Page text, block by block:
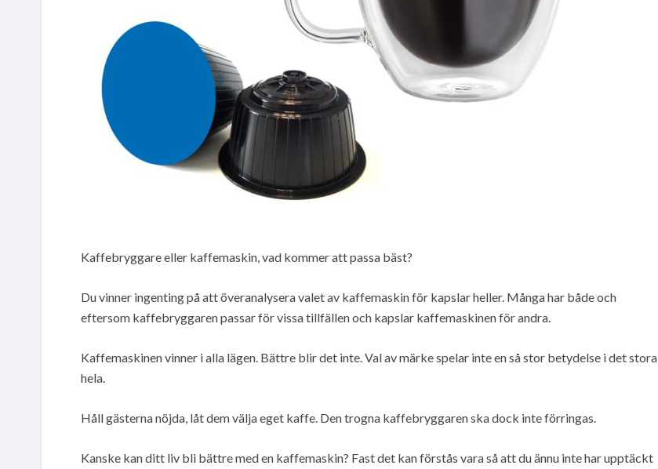
Kaffebryggare eller kaffemaskin, vad kommer att passa bäst?
Du vinner ingenting på att överanalysera valet av kaffemaskin för kapslar heller. Många har både och
eftersom kaffebryggaren passar för vissa tillfällen och kapslar kaffemaskinen för andra.
Kaffemaskinen vinner i alla lägen. Bättre blir det inte. Val av märke spelar inte en så stor betydelse i det stora
hela.
Håll gästerna nöjda, låt dem välja eget kaffe. Den trogna kaffebryggaren ska dock inte förringas.
Kanske kan ditt liv bli bättre med en kaffemaskin? Fast det kan förstås vara så att du ännu inte har upptäckt